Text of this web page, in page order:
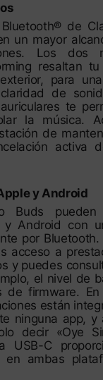
de
un mayor
Los dos
resaltan
para
de
te
la música.
de
activa
y Android
Buds pueden
y Android con
por
acceso a
y puedes
el nivel de
de firmware.
están
ninguna app, y
decir «Oye
USB-C
en ambas